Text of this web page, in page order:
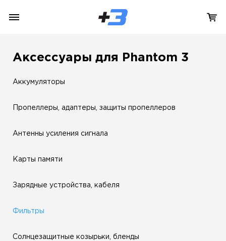
Аксессуары для Phantom 3
Аккумуляторы
Пропеллеры, адаптеры, защиты пропеллеров
Антенны усиления сигнала
Карты памяти
Зарядные устройства, кабеля
Фильтры
Солнцезащитные козырьки, бленды